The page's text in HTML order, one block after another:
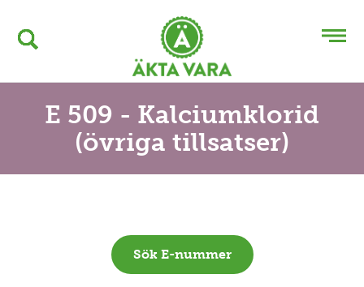
E 509 - Kalciumklorid
(övriga tillsatser)
Sök E-nummer